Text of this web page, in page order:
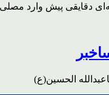
دقایقی پیش وارد
الحسین(ع)